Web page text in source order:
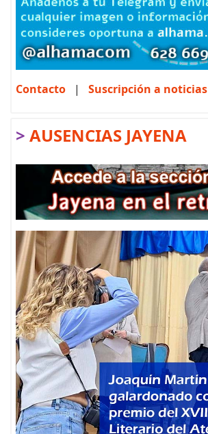
Contacto | Suscripción a noticias
> AUSENCIAS JAYENA